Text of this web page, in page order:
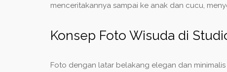
menceritakannya sampai ke anak dan cucu,
Konsep Foto Wisuda di
Foto dengan latar belakang elegan dan